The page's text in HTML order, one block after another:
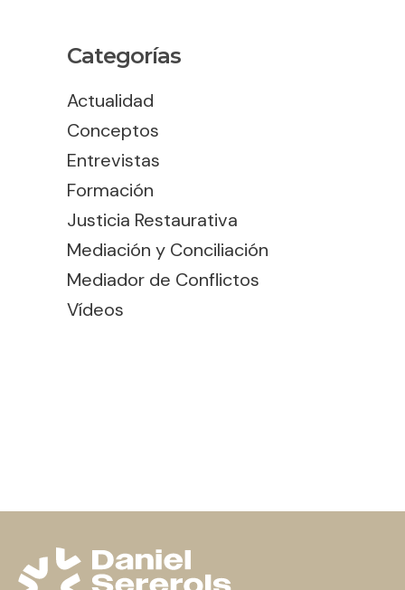
Categorías
Actualidad
Conceptos
Entrevistas
Formación
Justicia Restaurativa
Mediación y Conciliación
Mediador de Conflictos
Vídeos